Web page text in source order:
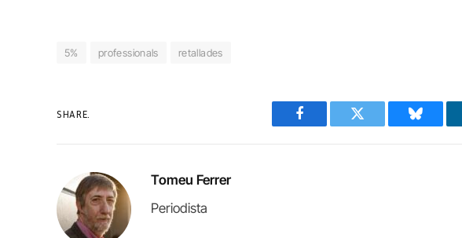
5% professionals retallades
SHARE.
Facebook Twitter Bluesky
Tomeu Ferrer
Periodista